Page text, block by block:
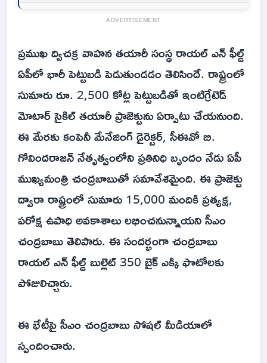
ADVERTISEMENT
ప్రముఖ ద్విచక్ర వాహన తయారీ సంస్థ రాయల్ ఎన్ ఫీల్డ్
ఏపీలో భారీ పెట్టుబడి పెడుతుండడం తెలిసిందే. రాష్ట్రంలో
సుమారు రూ. 2,500 కోట్ల పెట్టుబడితో ఇంటిగ్రేటెడ్
మోటార్ సైకిల్ తయారీ ప్రాజెక్టును ఏర్పాటు చేయనుంది.
ఈ మేరకు కంపెనీ మేనేజింగ్ డైరెక్టర్, సీఈవో బి.
గోవిందరాజన్ నేతృత్వంలోని ప్రతినిధి బృందం నేడు ఏపీ
ముఖ్యమంత్రి చంద్రబాబుతో సమావేశమైంది. ఈ ప్రాజెక్టు
ద్వారా రాష్ట్రంలో సుమారు 15,000 మందికి ప్రత్యక్ష,
పరోక్ష ఉపాధి అవకాశాలు లభించనున్నాయని సీఎం
చంద్రబాబు తెలిపారు. ఈ సందర్భంగా చంద్రబాబు
రాయల్ ఎన్ ఫీల్డ్ బుల్లెట్ 350 బైక్ ఎక్కి ఫొటోలకు
పోజులిచ్చారు.
ఈ భేటీపై సీఎం చంద్రబాబు సోషల్ మీడియాలో
స్పందించారు.